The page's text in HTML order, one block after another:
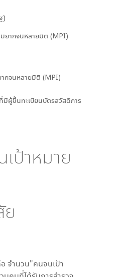
)
ยากจนหลายมิติ (MPI)
กจนหลายมิติ (MPI)
มีผู้ขึ้นทะเบียนบัตรสวัสดิการ
ป้าหมาย
จำนวน"คนจนเป้า